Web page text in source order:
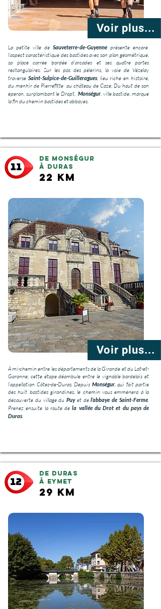
Voir plus...
La petite ville de Sauveterre-de-Guyenne présente encore
l’aspect caractéristique des bastides avec son plan géométrique,
sa place carrée bordée d’arcades et ses quatre portes
rectangulaires. Sur les pas des pèlerins, la voie de Vézelay
traverse Saint-Sulpice-de-Guilleragues, lieu riche en histoire,
du menhir de Pierrefitte au château de Caze. Du haut de son
éperon, surplombant le Dropt,Monségur, ville bastide, marque
la fin du chemin bastides et abbayes.
De Monségur
à Duras
22 km
Voir plus...
À mi-chemin entre les départements de la Gironde et du Lot-et-
Garonne, cette étape déambule entre le vignoble bordelais et
l’appellation Côtes-de-Duras. Depuis Monségur, qui fait partie
des huit bastides girondines, le chemin vous emmènera à la
découverte du village du Puy et del’abbaye de Saint-Ferme.
Prenez ensuite la route dela vallée du Drot et du pays de
Duras.
De Duras
à Eymet
29 km